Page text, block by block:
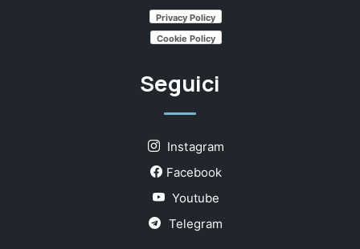
Privacy Policy
Cookie Policy
Seguici
Instagram
Facebook
Youtube
Telegram